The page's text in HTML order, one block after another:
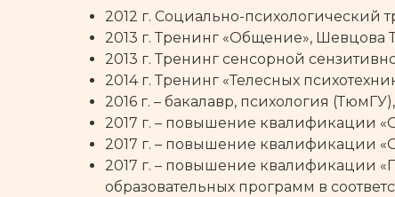
2012 г. Социально-психологический
2013 г. Тренинг «Общение», Шевцова
2013 г. Тренинг сенсорной
2014 г. Тренинг «Телесных
2016 г. – бакалавр, психология (ТюмГУ),
2017 г. – повышение квалификации
2017 г. – повышение квалификации
2017 г. – повышение квалификации
образовательных программ в